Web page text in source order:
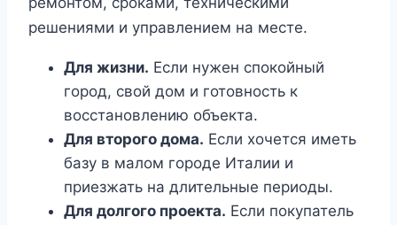
решениями и управлением на месте.
Для жизни. Если нужен спокойный
город, свой дом и готовность к
восстановлению объекта.
Для второго дома. Если хочется иметь
базу в малом городе Италии и
приезжать на длительные периоды.
Для долгого проекта. Если покупатель